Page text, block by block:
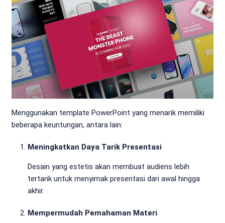
Menggunakan template PowerPoint yang menarik memiliki
beberapa keuntungan, antara lain:
Meningkatkan Daya Tarik Presentasi
Desain yang estetis akan membuat audiens lebih
tertarik untuk menyimak presentasi dari awal hingga
akhir.
Mempermudah Pemahaman Materi